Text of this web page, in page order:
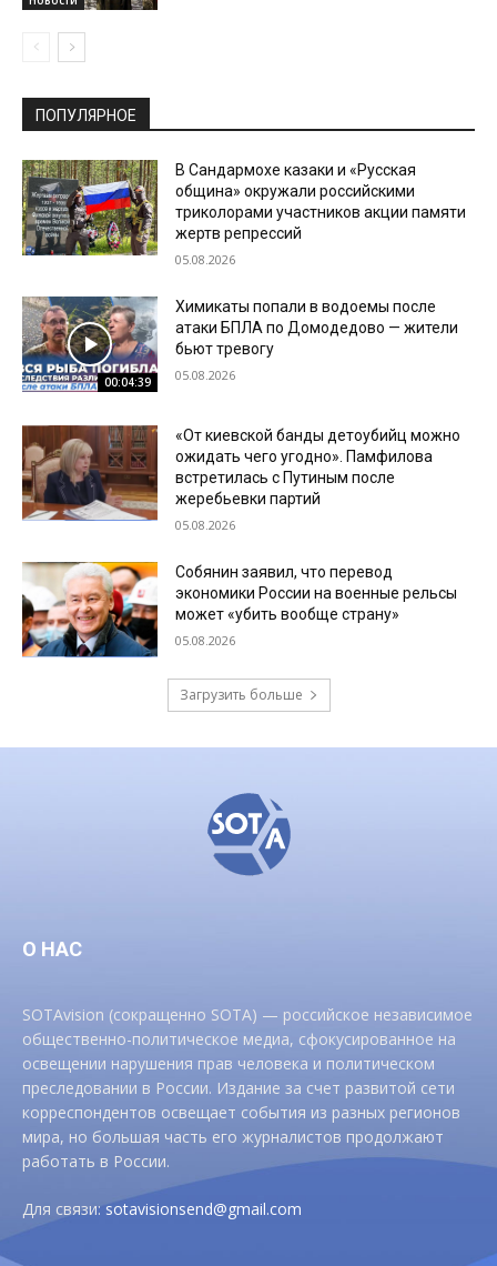
ПОПУЛЯРНОЕ
В Сандармохе казаки и «Русская
община» окружали российскими
триколорами участников акции памяти
жертв репрессий
05.08.2026
00:04:39
Химикаты попали в водоемы после
атаки БПЛА по Домодедово — жители
бьют тревогу
05.08.2026
«От киевской банды детоубийц можно
ожидать чего угодно». Памфилова
встретилась с Путиным после
жеребьевки партий
05.08.2026
Собянин заявил, что перевод
экономики России на военные рельсы
может «убить вообще страну»
05.08.2026
Загрузить больше
О НАС
SOTAvision (сокращенно SOTA) — российское независимое
общественно-политическое медиа, сфокусированное на
освещении нарушения прав человека и политическом
преследовании в России. Издание за счет развитой сети
корреспондентов освещает события из разных регионов
мира, но большая часть его журналистов продолжают
работать в России.
Для связи:sotavisionsend@gmail.com